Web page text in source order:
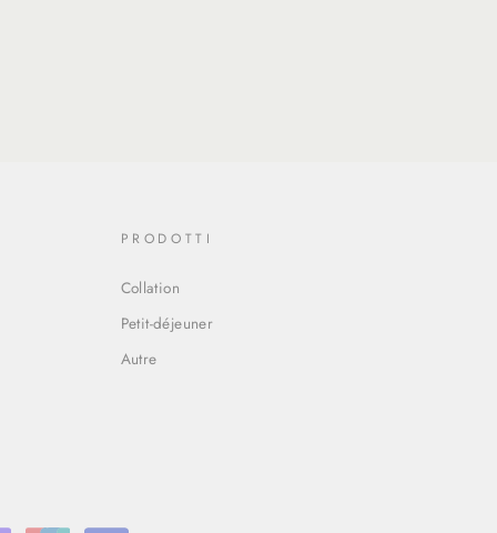
PRODOTTI
Collation
Petit-déjeuner
Autre